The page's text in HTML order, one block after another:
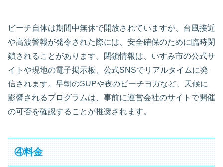
ビーチ自体は期間中無休で開放されていますが、台風接近
や高波警報が発令された際には、安全確保のために臨時閉
鎖されることがあります。閉鎖情報は、いすみ市の公式サ
イトや現地の電子掲示板、公式SNSでリアルタイムに発
信されます。早朝のSUPや夜のビーチヨガなど、天候に
影響されるプログラムは、事前に運営会社のサイトで開催
の可否を確認することが推奨されます。
④料金